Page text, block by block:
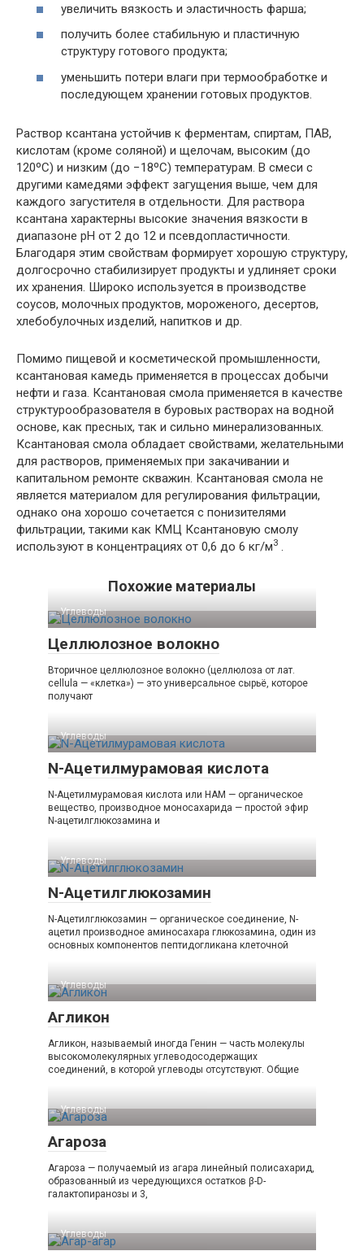
увеличить вязкость и эластичность фарша;
получить более стабильную и пластичную
структуру готового продукта;
уменьшить потери влаги при термообработке и
последующем хранении готовых продуктов.
Раствор ксантана устойчив к ферментам, спиртам, ПАВ,
кислотам (кроме соляной) и щелочам, высоким (до
120ºС) и низким (до −18ºС) температурам. В смеси с
другими камедями эффект загущения выше, чем для
каждого загустителя в отдельности. Для раствора
ксантана характерны высокие значения вязкости в
диапазоне pH от 2 до 12 и псевдопластичности.
Благодаря этим свойствам формирует хорошую структуру,
долгосрочно стабилизирует продукты и удлиняет сроки
их хранения. Широко используется в производстве
соусов, молочных продуктов, мороженого, десертов,
хлебобулочных изделий, напитков и др.
Помимо пищевой и косметической промышленности,
ксантановая камедь применяется в процессах добычи
нефти и газа. Ксантановая смола применяется в качестве
структурообразователя в буровых растворах на водной
основе, как пресных, так и сильно минерализованных.
Ксантановая смола обладает свойствами, желательными
для растворов, применяемых при закачивании и
капитальном ремонте скважин. Ксантановая смола не
является материалом для регулирования фильтрации,
однако она хорошо сочетается с понизителями
фильтрации, такими как КМЦ Ксантановую смолу
используют в концентрациях от 0,6 до 6 кг/м3
Похожие материалы
Углеводы‎
Целлюлозное волокно
Вторичное целлюлозное волокно (целлюлоза от лат.
cellula — «клетка») — это универсальное сырьё, которое
получают
Углеводы‎
N-Ацетилмурамовая кислота
N-Ацетилмурамовая кислота или НАМ — органическое
вещество, производное моносахарида — простой эфир
N-ацетилглюкозамина и
Углеводы‎
N-Ацетилглюкозамин
N-Ацетилглюкозамин — органическое соединение, N-
ацетил производное аминосахара глюкозамина, один из
основных компонентов пептидогликана клеточной
Углеводы‎
Агликон
Агликон, называемый иногда Генин — часть молекулы
высокомолекулярных углеводосодержащих
соединений, в которой углеводы отсутствуют. Общие
Углеводы‎
Агароза
Агароза — получаемый из агара линейный полисахарид,
образованный из чередующихся остатков β-D-
галактопиранозы и 3,
Углеводы‎